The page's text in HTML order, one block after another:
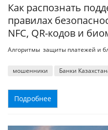
Как распознать
правилах
NFC, QR-кодов и
Алгоритмы защиты платежей и
мошенники Банки
Подробнее